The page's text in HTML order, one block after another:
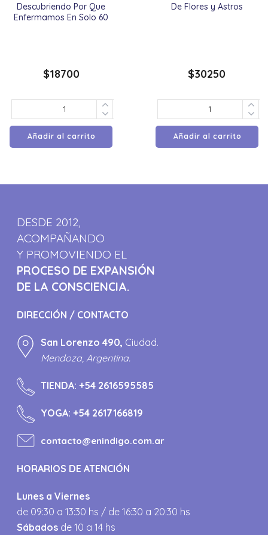
Descubriendo Por Que
Enfermamos En Solo 60
$18700
Añadir al carrito
De Flores y Astros
$30250
Añadir al carrito
DESDE 2012,
ACOMPAÑANDO
Y PROMOVIENDO EL
PROCESO DE EXPANSIÓN
DE LA CONSCIENCIA.
DIRECCIÓN / CONTACTO
San Lorenzo 490, Ciudad.
Mendoza, Argentina.
TIENDA:+54 2616595585
YOGA:+54 2617166819
contacto@enindigo.com.ar
HORARIOS DE ATENCIÓN
Lunes a Viernes
de 09:30 a 13:30 hs / de 16:30 a 20:30 hs
Sábados de 10 a 14 hs